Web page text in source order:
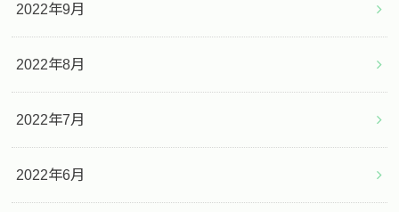
2022年9月
2022年8月
2022年7月
2022年6月